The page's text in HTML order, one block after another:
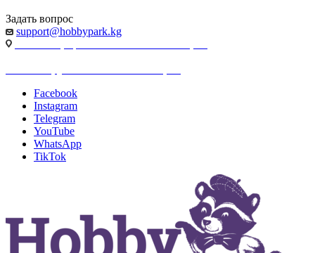
Задать вопрос
support@hobbypark.kg
Facebook
Instagram
Telegram
YouTube
WhatsApp
TikTok